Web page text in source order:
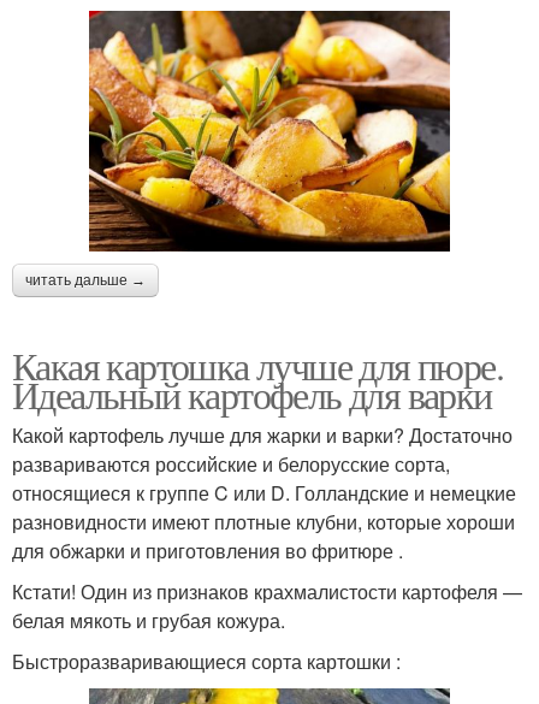
читать дальше →
Какая картошка лучше для пюре.
Идеальный картофель для варки
Какой картофель лучше для жарки и варки? Достаточно
развариваются российские и белорусские сорта,
относящиеся к группе C или D. Голландские и немецкие
разновидности имеют плотные клубни, которые хороши
для обжарки и приготовления во фритюре .
Кстати! Один из признаков крахмалистости картофеля —
белая мякоть и грубая кожура.
Быстроразваривающиеся сорта картошки :